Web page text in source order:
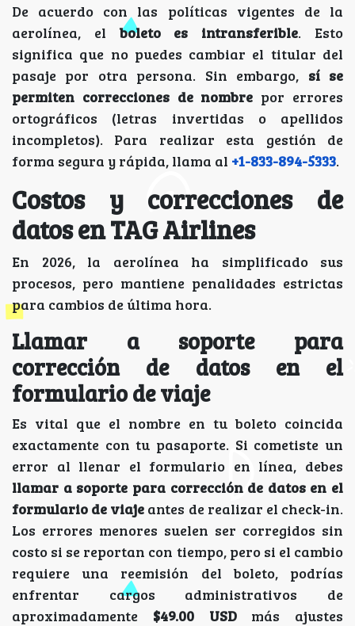
De acuerdo con las políticas vigentes de la
aerolínea, el boleto es intransferible. Esto
significa que no puedes cambiar el titular del
pasaje por otra persona. Sin embargo, sí se
permiten correcciones de nombre por errores
ortográficos (letras invertidas o apellidos
incompletos). Para realizar esta gestión de
forma segura y rápida, llama al +1-833-894-5333.
Costos y correcciones de
datos en TAG Airlines
En 2026, la aerolínea ha simplificado sus
procesos, pero mantiene penalidades estrictas
para cambios de última hora.
Llamar a soporte para
corrección de datos en el
formulario de viaje
Es vital que el nombre en tu boleto coincida
exactamente con tu pasaporte. Si cometiste un
error al llenar el formulario en línea, debes
llamar a soporte para corrección de datos en el
formulario de viaje antes de realizar el check-in.
Los errores menores suelen ser corregidos sin
costo si se reportan con tiempo, pero si el cambio
requiere una reemisión del boleto, podrías
enfrentar cargos administrativos de
aproximadamente $49.00 USDmás ajustes